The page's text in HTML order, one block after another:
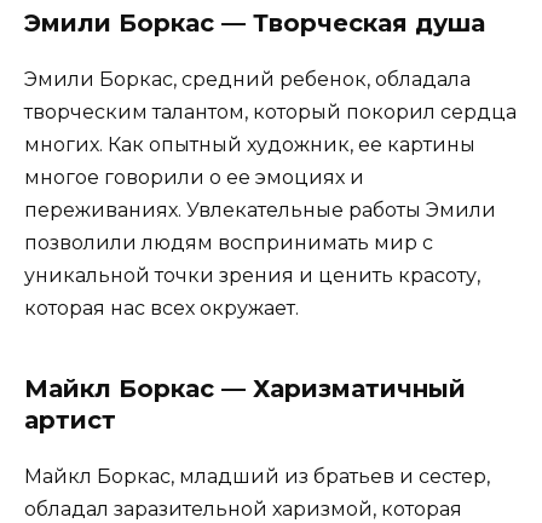
Эмили Боркас — Творческая душа
Эмили Боркас, средний ребенок, обладала
творческим талантом, который покорил сердца
многих. Как опытный художник, ее картины
многое говорили о ее эмоциях и
переживаниях. Увлекательные работы Эмили
позволили людям воспринимать мир с
уникальной точки зрения и ценить красоту,
которая нас всех окружает.
Майкл Боркас — Харизматичный
артист
Майкл Боркас, младший из братьев и сестер,
обладал заразительной харизмой, которая